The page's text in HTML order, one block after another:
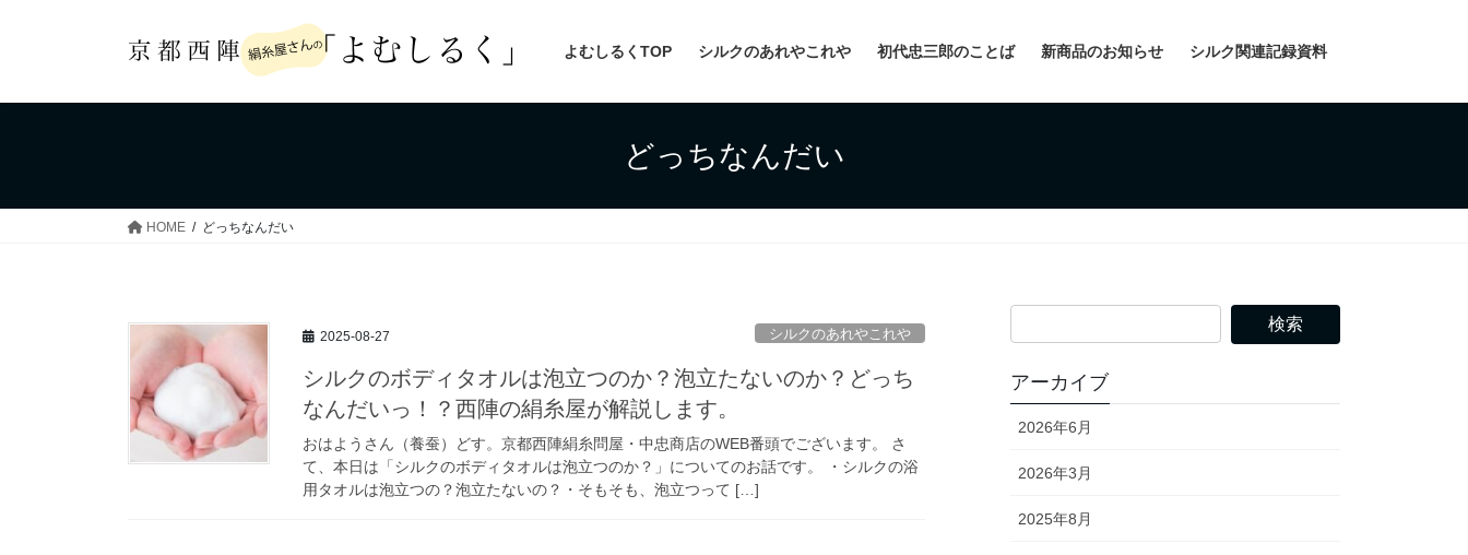
よむしるくTOP シルクのあれやこれや 初代忠三郎のことば 新商品のお知らせ シルク関連記録資料
どっちなんだい
HOME どっちなんだい
2025-08-27 シルクのあれやこれや
シルクのボディタオルは泡立つのか？泡立たないのか？どっち
なんだいっ！？西陣の絹糸屋が解説します。
おはようさん（養蚕）どす。京都西陣絹糸問屋・中忠商店のWEB番頭でございます。 さ
て、本日は「シルクのボディタオルは泡立つのか？」についてのお話です。 ・シルクの浴
用タオルは泡立つの？泡立たないの？・そもそも、泡立つって […]
アーカイブ
2026年6月
2026年3月
2025年8月